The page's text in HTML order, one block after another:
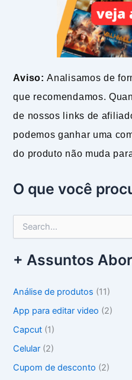
Aviso: Analisamos de
que recomendamos.
de nossos links de
podemos ganhar uma
do produto não muda
O que você
e
q
s
a
p
o
:
+ Assuntos
Análise de produtos (11)
App para editar video (2)
Capcut (1)
Celular (2)
Cupom de desconto (2)